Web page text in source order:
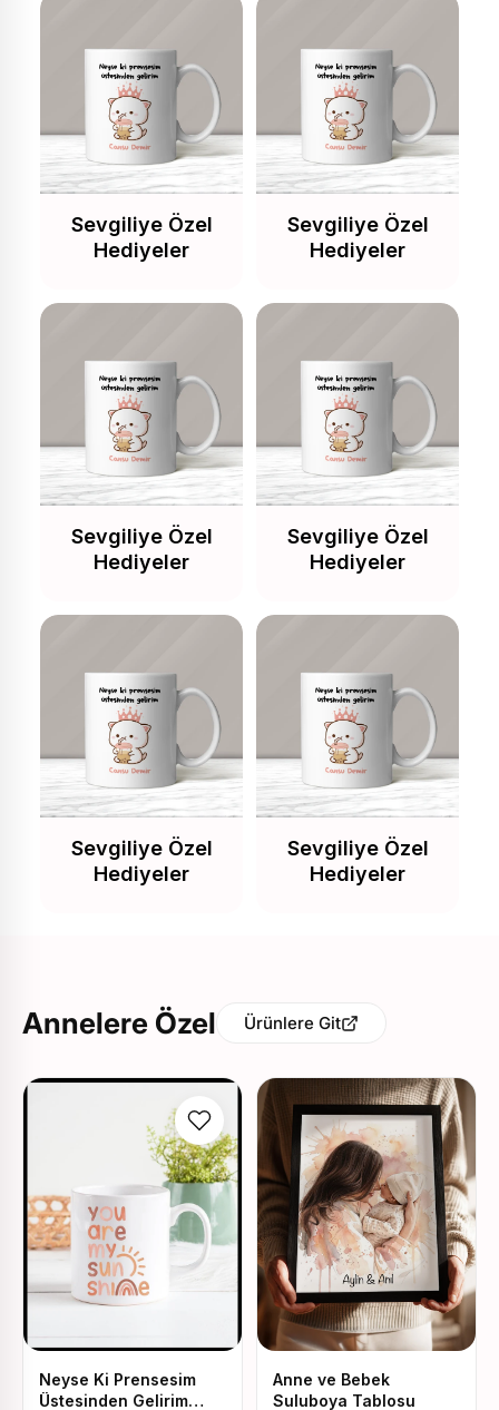
Sevgiliye Özel
Hediyeler
Sevgiliye Özel
Hediyeler
Sevgiliye Özel
Hediyeler
Sevgiliye Özel
Hediyeler
Sevgiliye Özel
Hediyeler
Sevgiliye Özel
Hediyeler
Annelere Özel Ürünlere Git
Neyse Ki Prensesim
Üstesinden Gelirim
Anne ve Bebek
Suluboya Tablosu